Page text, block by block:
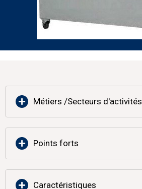
Métiers /Secteurs d'activités
Points forts
Caractéristiques